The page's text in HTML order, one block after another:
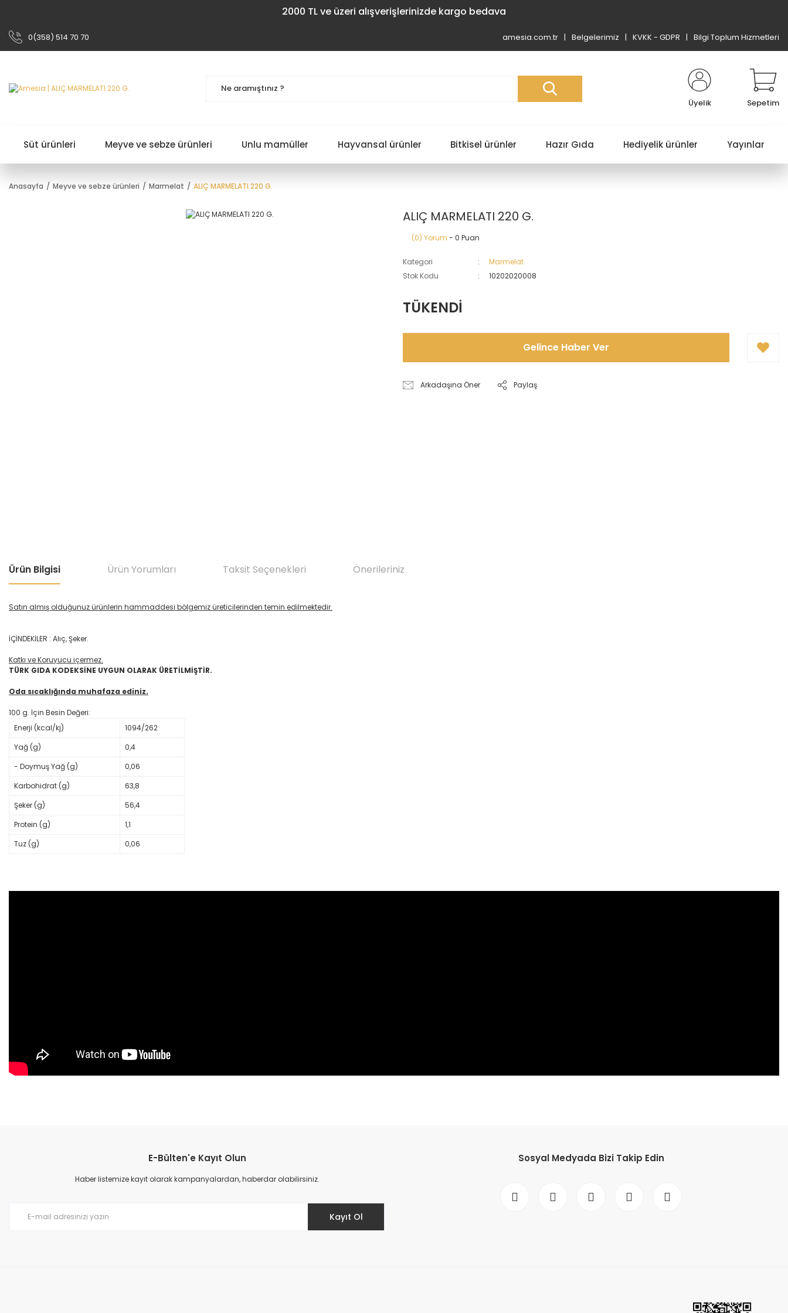
2000 TL ve üzeri alışverişlerinizde kargo bedava
0(358) 514 70 70 amesia.com.tr Belgelerimiz KVKK - GDPR Bilgi Toplum Hizmetleri
Üyelik Sepetim
Süt ürünleri Meyve ve sebze ürünleri Unlu mamüller Hayvansal ürünler Bitkisel ürünler Hazır Gıda Hediyelik ürünler Yayınlar
Anasayfa Meyve ve sebze ürünleri Marmelat ALIÇ MARMELATI 220 G.
ALIÇ MARMELATI 220 G.
(0) Yorum - 0 Puan
Kategori
Marmelat
Stok Kodu
10202020008
TÜKENDİ
Gelince Haber Ver
Arkadaşına Öner Paylaş
Ürün Bilgisi Ürün Yorumları Taksit Seçenekleri Önerileriniz
Satın almış olduğunuz ürünlerin hammaddesi bölgemiz üreticilerinden temin edilmektedir.
İÇİNDEKİLER : Alıç, Şeker.
Katkı ve Koruyucu içermez.
TÜRK GIDA KODEKSİNE UYGUN OLARAK ÜRETİLMİŞTİR.
Oda sıcaklığında muhafaza ediniz.
100 g. İçin Besin Değeri:
Enerji (kcal/kj)
1094/262
Yağ (g)
0,4
- Doymuş Yağ (g)
0,06
Karbohidrat (g)
63,8
Şeker (g)
56,4
Protein (g)
1,1
Tuz (g)
0,06
Ürün resmi kalitesiz, bozuk veya görüntülenemiyor.
Ürün açıklamasında eksik bilgiler bulunuyor.
E-Bülten'e Kayıt Olun
Haber listemize kayıt olarak kampanyalardan, haberdar olabilirsiniz.
Kayıt Ol
Sosyal Medyada Bizi Takip Edin